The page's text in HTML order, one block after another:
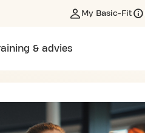
My Basic-Fit
& advies